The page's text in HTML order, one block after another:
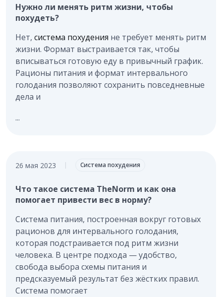
Нужно ли менять ритм жизни, чтобы
похудеть?
Нет, система похудения не требует менять ритм
жизни. Формат выстраивается так, чтобы
вписываться готовую еду в привычный график.
Рационы питания и формат интервального
голодания позволяют сохранить повседневные
дела и
...
26 мая 2023 | Система похудения
Что такое система TheNorm и как она
помогает привести вес в норму?
Система питания, построенная вокруг готовых
рационов для интервального голодания,
которая подстраивается под ритм жизни
человека. В центре подхода — удобство,
свобода выбора схемы питания и
предсказуемый результат без жёстких правил.
Система помогает